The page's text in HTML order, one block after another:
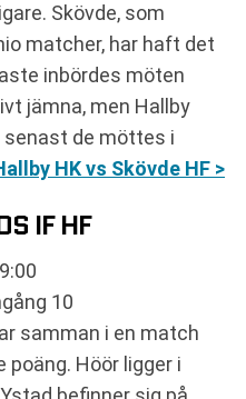
Skövde, som
matcher, har haft det
inbördes möten
jämna, men Hallby
senast de möttes i
HK vs Skövde HF >
IF HF
10
samman i en match
poäng. Höör ligger i